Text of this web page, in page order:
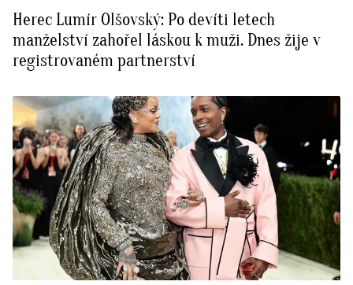
Herec Lumír Olšovský: Po devíti letech
manželství zahořel láskou k muži. Dnes žije v
registrovaném partnerství